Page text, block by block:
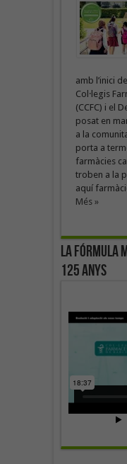
amb l’inici
Col·legis
(CCFC) i el
posat en
a la
porta a
farmàcies
troben a la
aquí
Més »
La fórmula
125 anys